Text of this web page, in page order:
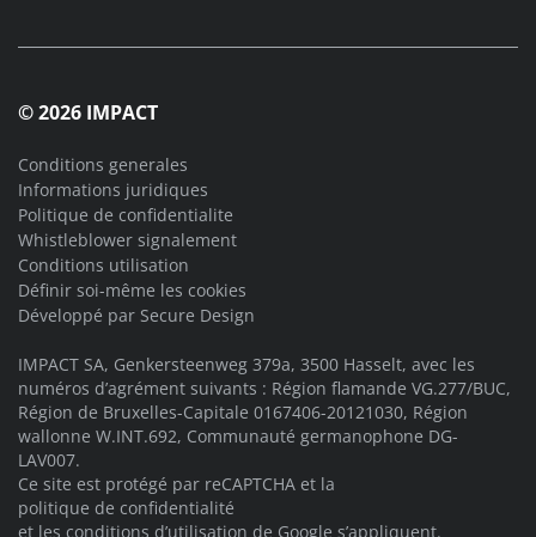
© 2026 IMPACT
Conditions generales
Informations juridiques
Politique de confidentialite
Whistleblower signalement
Conditions utilisation
Définir soi-même les cookies
Développé par Secure Design
IMPACT SA, Genkersteenweg 379a, 3500 Hasselt, avec les
numéros d’agrément suivants : Région flamande VG.277/BUC,
Région de Bruxelles-Capitale 0167406-20121030, Région
wallonne W.INT.692, Communauté germanophone DG-
LAV007.
Ce site est protégé par reCAPTCHA et la
politique de confidentialité
et les conditions d’utilisation de Google s’appliquent.